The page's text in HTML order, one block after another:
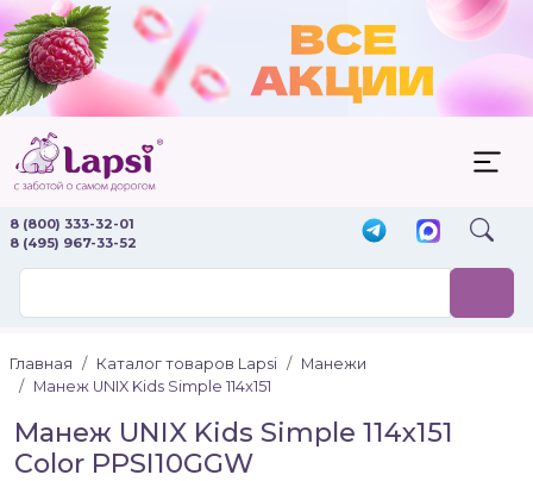
8 (800) 333-32-01
8 (495) 967-33-52
Главная Каталог товаров Lapsi
Манежи
Манеж UNIX Kids Simple 114x151
Манеж UNIX Kids Simple 114x151
Color PPSI10GGW